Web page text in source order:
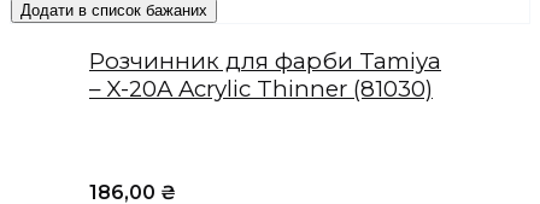
Додати в список бажаних
Розчинник для фарби Tamiya
– X-20A Acrylic Thinner (81030)
186,00 ₴